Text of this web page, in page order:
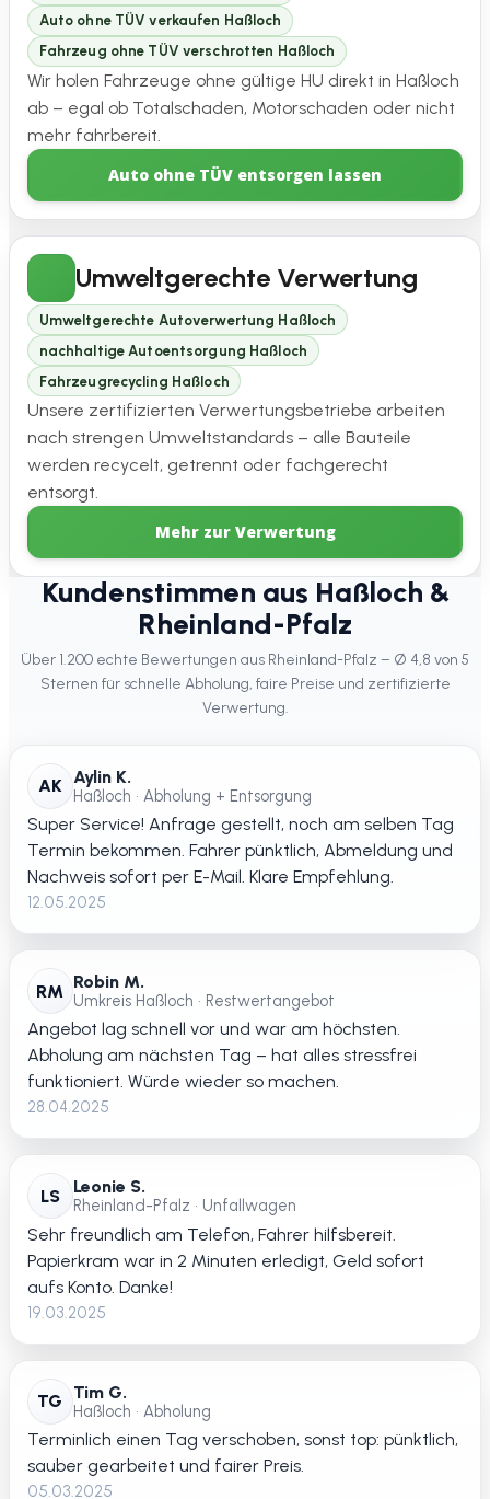
Auto ohne TÜV verkaufen Haßloch
Fahrzeug ohne TÜV verschrotten Haßloch
Wir holen Fahrzeuge ohne gültige HU direkt in Haßloch
ab – egal ob Totalschaden, Motorschaden oder nicht
mehr fahrbereit.
Auto ohne TÜV entsorgen lassen
Umweltgerechte Verwertung
Umweltgerechte Autoverwertung Haßloch
nachhaltige Autoentsorgung Haßloch
Fahrzeugrecycling Haßloch
Unsere zertifizierten Verwertungsbetriebe arbeiten
nach strengen Umweltstandards – alle Bauteile
werden recycelt, getrennt oder fachgerecht
entsorgt.
Mehr zur Verwertung
Kundenstimmen aus Haßloch &
Rheinland-Pfalz
Über 1.200 echte Bewertungen aus Rheinland-Pfalz – Ø 4,8 von 5
Sternen für schnelle Abholung, faire Preise und zertifizierte
Verwertung.
AK Aylin K.
Haßloch • Abholung + Entsorgung
Super Service! Anfrage gestellt, noch am selben Tag
Termin bekommen. Fahrer pünktlich, Abmeldung und
Nachweis sofort per E-Mail. Klare Empfehlung.
12.05.2025
RM Robin M.
Umkreis Haßloch • Restwertangebot
Angebot lag schnell vor und war am höchsten.
Abholung am nächsten Tag – hat alles stressfrei
funktioniert. Würde wieder so machen.
28.04.2025
LS Leonie S.
Rheinland-Pfalz • Unfallwagen
Sehr freundlich am Telefon, Fahrer hilfsbereit.
Papierkram war in 2 Minuten erledigt, Geld sofort
aufs Konto. Danke!
19.03.2025
TG Tim G.
Haßloch • Abholung
Terminlich einen Tag verschoben, sonst top: pünktlich,
sauber gearbeitet und fairer Preis.
05.03.2025